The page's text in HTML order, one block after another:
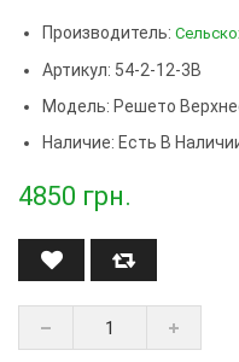
Производитель:
Артикул: 54-2-12-3В
Модель: Решето
Наличие: Есть В
4850 грн.